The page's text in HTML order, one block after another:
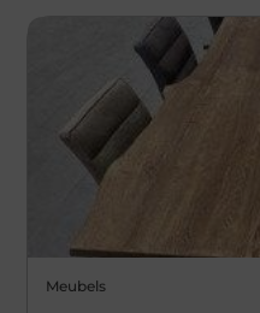
Meubels